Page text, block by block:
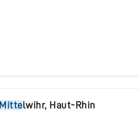
Mittelwihr, Haut-Rhin